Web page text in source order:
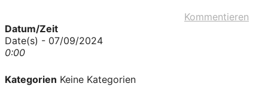
Kommentieren
Datum/Zeit
Date(s) - 07/09/2024
0:00
Kategorien Keine Kategorien